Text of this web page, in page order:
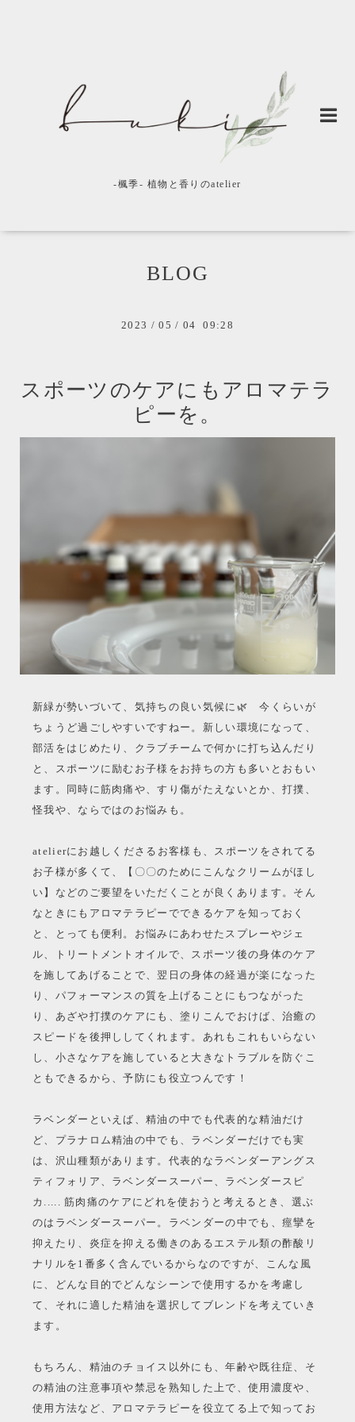
-楓季- 植物と香りのatelier
BLOG
2023 /05 / 04 09:28
スポーツのケアにもアロマテラ
ピーを。
新緑が勢いづいて、気持ちの良い気候に🌿 今くらいが
ちょうど過ごしやすいですねー。新しい環境になって、
部活をはじめたり、クラブチームで何かに打ち込んだり
と、スポーツに励むお子様をお持ちの方も多いとおもい
ます。同時に筋肉痛や、すり傷がたえないとか、打撲、
怪我や、ならではのお悩みも。
atelierにお越しくださるお客様も、スポーツをされてる
お子様が多くて、【〇〇のためにこんなクリームがほし
い】などのご要望をいただくことが良くあります。そん
なときにもアロマテラピーでできるケアを知っておく
と、とっても便利。お悩みにあわせたスプレーやジェ
ル、トリートメントオイルで、スポーツ後の身体のケア
を施してあげることで、翌日の身体の経過が楽になった
り、パフォーマンスの質を上げることにもつながった
り、あざや打撲のケアにも、塗りこんでおけば、治癒の
スピードを後押ししてくれます。あれもこれもいらない
し、小さなケアを施していると大きなトラブルを防ぐこ
ともできるから、予防にも役立つんです！
ラベンダーといえば、精油の中でも代表的な精油だけ
ど、プラナロム精油の中でも、ラベンダーだけでも実
は、沢山種類があります。代表的なラベンダーアングス
ティフォリア、ラベンダースーパー、ラベンダースピ
カ..... 筋肉痛のケアにどれを使おうと考えるとき、選ぶ
のはラベンダースーパー。ラベンダーの中でも、痙攣を
抑えたり、炎症を抑える働きのあるエステル類の酢酸リ
ナリルを1番多く含んでいるからなのですが、こんな風
に、どんな目的でどんなシーンで使用するかを考慮し
て、それに適した精油を選択してブレンドを考えていき
ます。
もちろん、精油のチョイス以外にも、年齢や既往症、そ
の精油の注意事項や禁忌を熟知した上で、使用濃度や、
使用方法など、アロマテラピーを役立てる上で知ってお